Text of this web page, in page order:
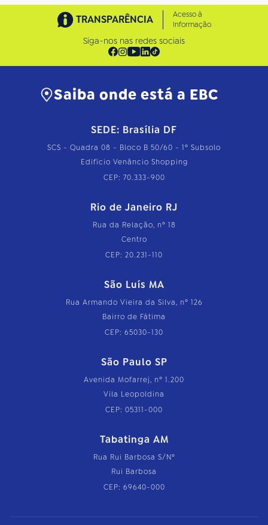
TRANSPARÊNCIA
Acesso à
Informação
Siga-nos nas redes sociais
Saiba onde está a EBC
SEDE: Brasília DF
SCS - Quadra 08 - Bloco B 50/60 - 1º Subsolo
Edifício Venâncio Shopping
CEP: 70.333-900
Rio de Janeiro RJ
Rua da Relação, nº 18
Centro
CEP: 20.231-110
São Luís MA
Rua Armando Vieira da Silva, nº 126
Bairro de Fátima
CEP: 65030-130
São Paulo SP
Avenida Mofarrej, nº 1.200
Vila Leopoldina
CEP: 05311-000
Tabatinga AM
Rua Rui Barbosa S/Nº
Rui Barbosa
CEP: 69640-000